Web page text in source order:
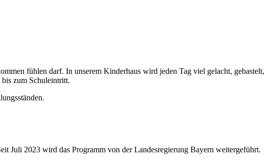
fühlen darf. In unserem Kinderhaus wird jeden Tag viel gelacht, gebastelt,
zum Schuleintritt.
Juli 2023 wird das Programm von der Landesregierung Bayern weitergeführt.